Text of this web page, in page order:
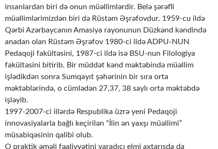
insanlardan biri də onun müəllimlərdir. Belə şərəfli
müəllimlərimizdən biri də Rüstəm Əşrəfovdur. 1959-cu ildə
Qərbi Azərbaycanın Amasiya rayonunun Düzkənd kəndində
anadan olan Rüstəm Əşrəfov 1980-ci ildə ADPU-NUN
Pedaqoji fakültəsini, 1987-ci ildə isə BSU-nun Filologiya
fakültəsini bitirib. Bir müddət kənd məktəbində müəllim
işlədikdən sonra Sumqayıt şəhərinin bir sıra orta
məktəblərində, o cümlədən 27,37, 38 saylı orta məktəbdə
işləyib.
1997-2007-ci illərdə Respublika üzrə yeni Pedaqoji
innovasiyalarla bağlı keçirilən “İlin ən yaxşı müəllimi”
müsabiqəsinin qalibi olub.
O praktik əməli fəaliyyətini yaradıcı elmi axtarışda da